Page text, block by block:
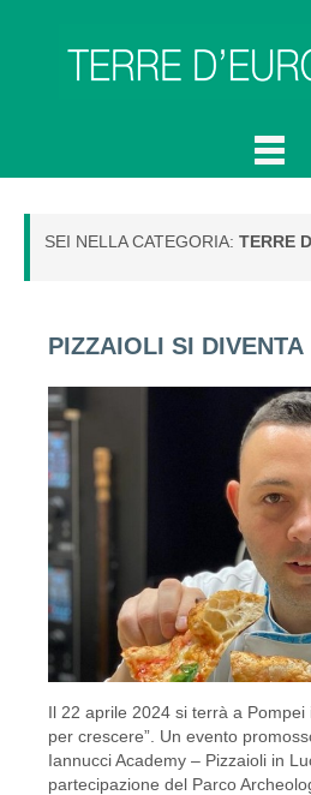
SEI NELLA CATEGORIA: TERRE
PIZZAIOLI SI DIVENTA
Il 22 aprile 2024 si terrà a Pompei
per crescere”. Un evento
Iannucci Academy – Pizzaioli in
partecipazione del Parco